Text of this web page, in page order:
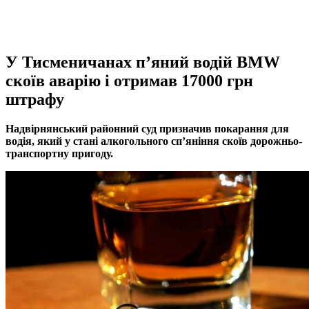
У Тисменичанах п’яний водій BMW
скоїв аварію і отримав 17000 грн
штрафу
Надвірнянський районний суд призначив покарання для
водія, який у стані алкогольного сп’яніння скоїв дорожньо-
транспортну пригоду.